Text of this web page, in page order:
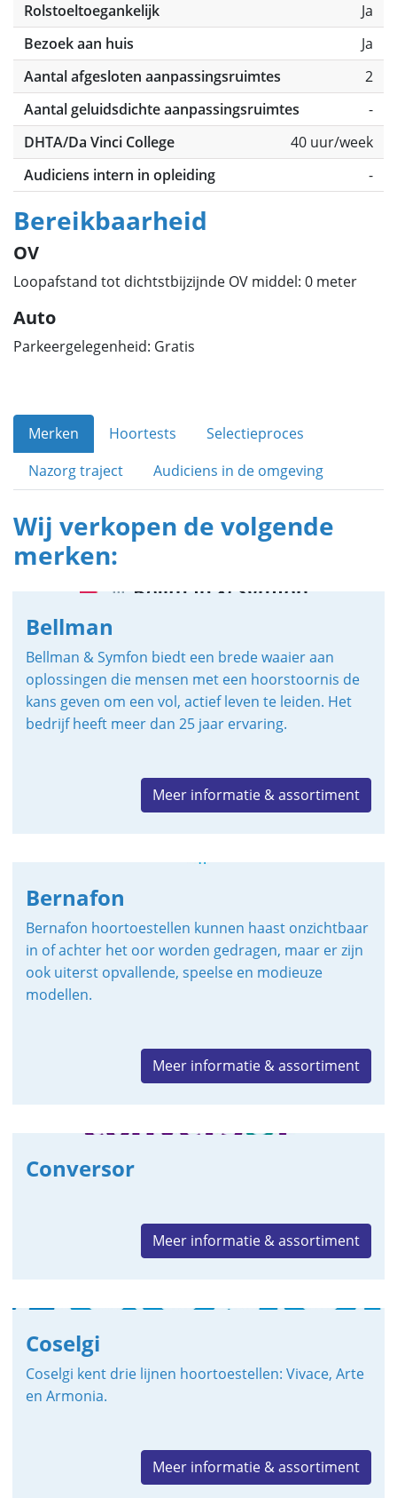
Rolstoeltoegankelijk
Ja
Bezoek aan huis
Ja
Aantal afgesloten aanpassingsruimtes
2
Aantal geluidsdichte aanpassingsruimtes
-
DHTA/Da Vinci College
40 uur/week
Audiciens intern in opleiding
-
Bereikbaarheid
OV
Loopafstand tot dichtstbijzijnde OV middel: 0 meter
Auto
Parkeergelegenheid: Gratis
Merken Hoortests
Selectieproces
Nazorg traject
Audiciens in de omgeving
Wij verkopen de volgende
merken:
Bellman
Bellman & Symfon biedt een brede waaier aan
oplossingen die mensen met een hoorstoornis de
kans geven om een vol, actief leven te leiden. Het
bedrijf heeft meer dan 25 jaar ervaring.
Meer informatie & assortiment
Bernafon
Bernafon hoortoestellen kunnen haast onzichtbaar
in of achter het oor worden gedragen, maar er zijn
ook uiterst opvallende, speelse en modieuze
modellen.
Meer informatie & assortiment
Conversor
Meer informatie & assortiment
Coselgi
Coselgi kent drie lijnen hoortoestellen: Vivace, Arte
en Armonia.
Meer informatie & assortiment